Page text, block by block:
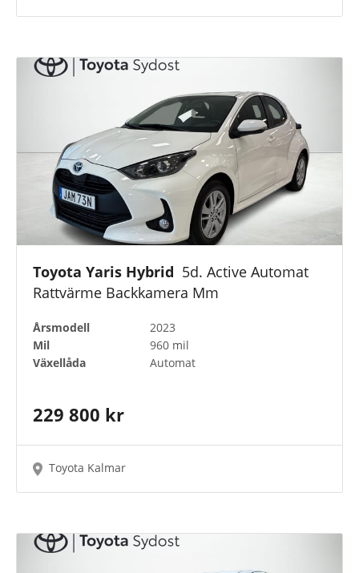
Toyota Yaris Hybrid 5d. Active Automat
Rattvärme Backkamera Mm
Årsmodell
2023
Mil
960 mil
Växellåda
Automat
229 800 kr
Toyota Kalmar